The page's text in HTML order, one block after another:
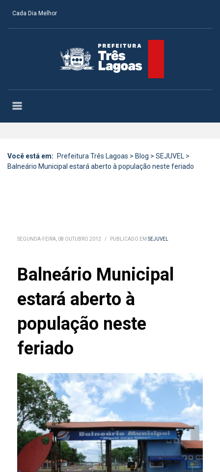
Cada Dia Melhor
Você está em: Prefeitura Três Lagoas > Blog > SEJUVEL >
Balneário Municipal estará aberto à população neste feriado
SEGUNDA-FEIRA, 08 OUTUBRO 2012 / PUBLICADO EM SEJUVEL
Balneário Municipal
estará aberto à
população neste
feriado